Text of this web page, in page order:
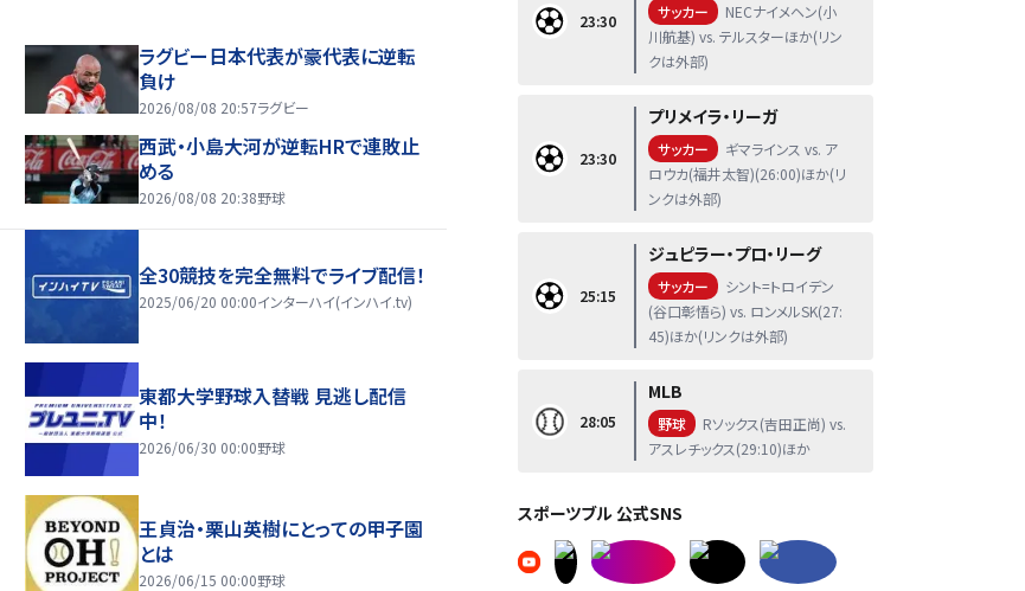
ラグビー日本代表が豪代表に逆転
負け
2026/08/08 20:57ラグビー
西武・小島大河が逆転HRで連敗止
める
2026/08/08 20:38野球
全30競技を完全無料でライブ配信！
2025/06/20 00:00インターハイ(インハイ.tv)
東都大学野球入替戦 見逃し配信
中！
2026/06/30 00:00野球
王貞治・栗山英樹にとっての甲子園
とは
2026/06/15 00:00野球
23:30 サッカー
NECナイメヘン(小
川航基) vs. テルスターほか(リン
クは外部)
23:30
プリメイラ・リーガ
サッカー
ギマラインス vs. ア
ロウカ(福井太智)(26:00)ほか(リ
ンクは外部)
25:15
ジュピラー・プロ・リーグ
サッカー
シント=トロイデン
(谷口彰悟ら) vs. ロンメルSK(27:
45)ほか(リンクは外部)
28:05
MLB
野球
Rソックス(吉田正尚) vs.
アスレチックス(29:10)ほか
スポーツブル 公式SNS